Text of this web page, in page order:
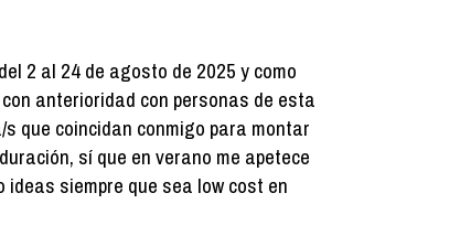
2 al 24 de agosto de 2025 y como
anterioridad con personas de esta
que coincidan conmigo para montar
sí que en verano me apetece
siempre que sea low cost en